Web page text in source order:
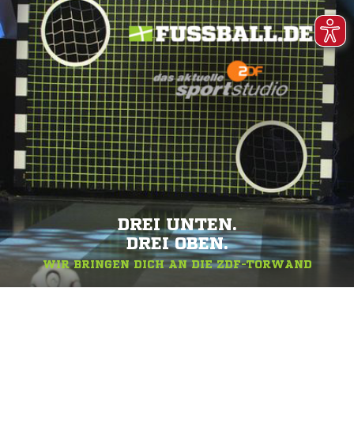
DREI UNTEN.
DREI OBEN.
WIR BRINGEN DICH AN DIE ZDF-TORWAND